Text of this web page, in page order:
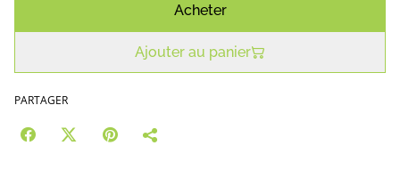
Acheter
Ajouter au panier
PARTAGER